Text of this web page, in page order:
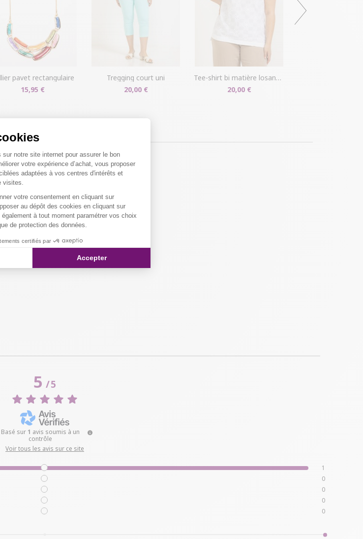
Gestion du Consentement : Personnalisez vos Options
notre site internet pour assurer le bon
votre expérience d’achat, vous proposer
adaptées à vos centres d'intérêts et
visites.
votre consentement en cliquant sur
au dépôt des cookies en cliquant sur
à tout moment paramétrer vos choix
de protection des données.
certifiés par
Accepter
pavet rectangulaire
15,95 €
tregging court uni
20,00 €
tee-shirt bi matière losanges/fleurs 3d
20,00 €
CONSULTÉS
5/5
Basé sur 1 avis soumis à un
contrôle
Voir tous les avis sur ce site
1
0
0
0
0